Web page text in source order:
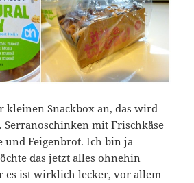
kleinen Snackbox an, das wird
Serranoschinken mit Frischkäse
und Feigenbrot. Ich bin ja
das jetzt alles ohnehin
es ist wirklich lecker, vor allem